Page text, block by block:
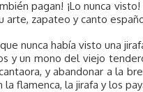
pagan! ¡Lo nunca visto!
arte, zapateo y canto
nunca había visto una
y un mono del viejo
y abandonar a la
flamenca, la jirafa y los